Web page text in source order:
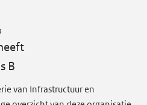
B
van Infrastructuur en